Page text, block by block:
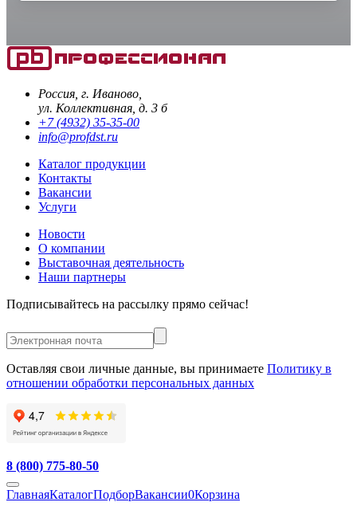
Россия, г. Иваново,
ул. Коллективная, д. 3 б
+7 (4932) 35-35-00
info@profdst.ru
Каталог продукции
Контакты
Вакансии
Услуги
Новости
О компании
Выставочная деятельность
Наши партнеры
Подписывайтесь на рассылку прямо сейчас!
Оставляя свои личные данные, вы принимаете Политику в
отношении обработки персональных данных
8 (800) 775-80-50
ГлавнаяКаталогПодборВакансии0Корзина